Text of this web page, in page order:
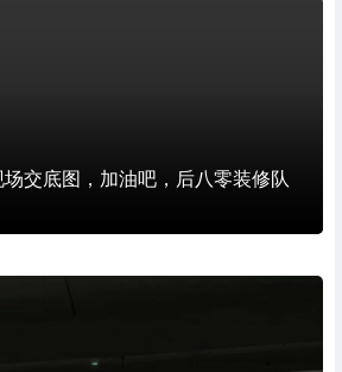
交底图，加油吧，后八零装修队